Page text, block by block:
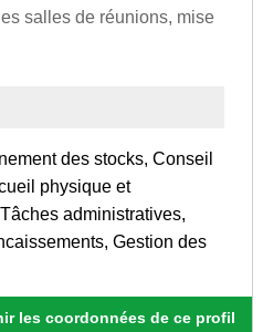
salles de réunions, mise
des stocks, Conseil
physique et
administratives,
Gestion des
les coordonnées de ce profil